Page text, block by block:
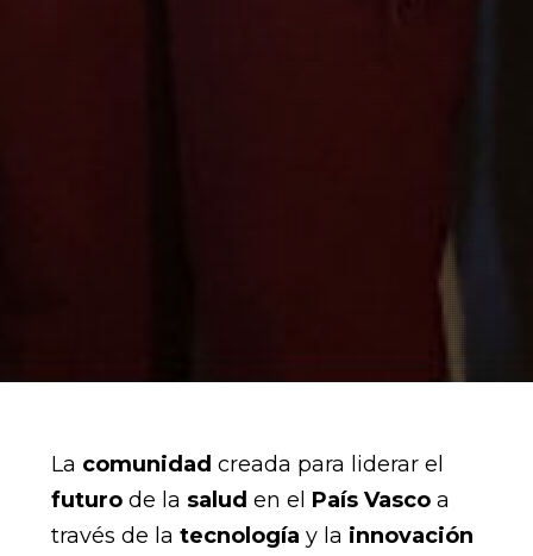
La comunidad creada para liderar el
futurode la salud en el País Vascoa
través de la tecnología y la innovación